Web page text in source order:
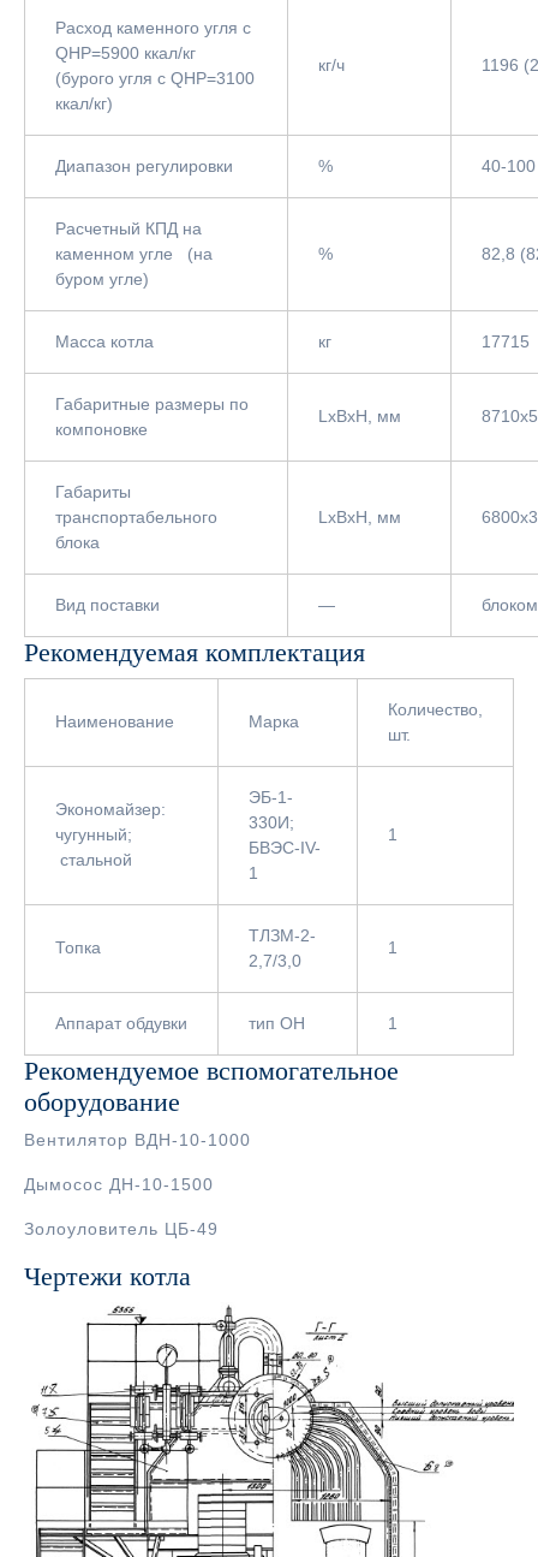
Расход каменного угля с
QНР=5900 ккал/кг
(бурого угля с QНР=3100
ккал/кг)
кг/ч 1196
Диапазон регулировки % 40-100
Расчетный КПД на
каменном угле (на
буром угле)
% 82,8
Масса котла кг 17715
Габаритные размеры по
компоновке
LxBxH, мм
Габариты
транспортабельного
блока
LxBxH, мм
Вид поставки — блоком
Рекомендуемая комплектация
Наименование Марка
Количество,
шт.
Экономайзер:
чугунный;
стальной
ЭБ-1-
330И;
БВЭС-IV-
1
1
Топка
ТЛЗМ-2-
2,7/3,0
1
Аппарат обдувки тип ОН 1
Рекомендуемое вспомогательное
оборудование
Вентилятор ВДН-10-1000
Дымосос ДН-10-1500
Золоуловитель ЦБ-49
Чертежи котла